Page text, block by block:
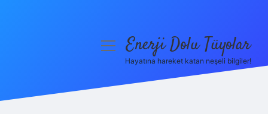
menüyüEnerji Dolu Tüyolar
Hayatına hareket katan neşeli bilgiler!